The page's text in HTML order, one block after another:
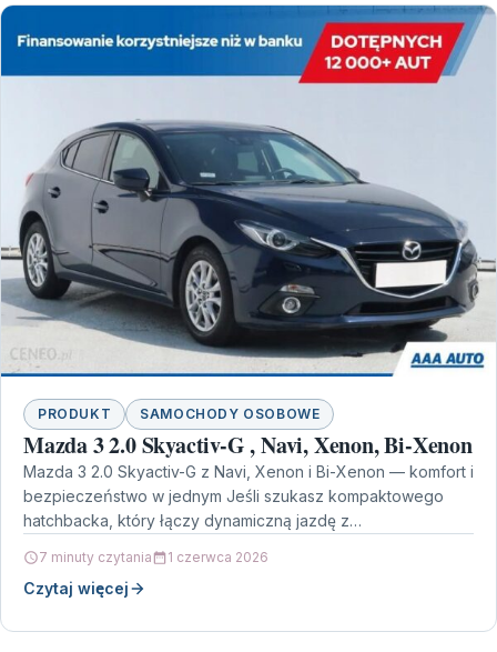
PRODUKT SAMOCHODY OSOBOWE
Mazda 3 2.0 Skyactiv-G , Navi, Xenon, Bi-Xenon
Mazda 3 2.0 Skyactiv-G z Navi, Xenon i Bi-Xenon — komfort i
bezpieczeństwo w jednym Jeśli szukasz kompaktowego
hatchbacka, który łączy dynamiczną jazdę z…
7 minuty czytania 1 czerwca 2026
Czytaj więcej